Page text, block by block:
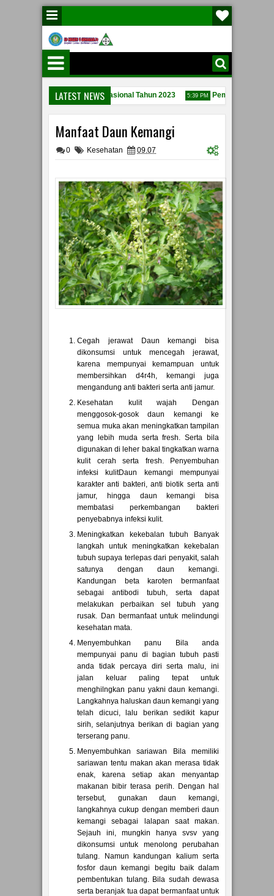
LATEST NEWS
Peringatan hari Pahlawan Nasional Tahun 2023 5:39 PM Pembinaan Dari
Manfaat Daun Kemangi
0 Kesehatan 09.07
Cegah jerawat Daun kemangi bisa
dikonsumsi untuk mencegah jerawat,
karena mempunyai kemampuan untuk
membersihkan d4r4h, kemangi juga
mengandung anti bakteri serta anti jamur.
Kesehatan kulit wajah Dengan
menggosok-gosok daun kemangi ke
semua muka akan meningkatkan tampilan
yang lebih muda serta fresh. Serta bila
digunakan di leher bakal tingkatkan warna
kulit cerah serta fresh. Penyembuhan
infeksi kulitDaun kemangi mempunyai
karakter anti bakteri, anti biotik serta anti
jamur, hingga daun kemangi bisa
membatasi perkembangan bakteri
penyebabnya infeksi kulit.
Meningkatkan kekebalan tubuh Banyak
langkah untuk meningkatkan kekebalan
tubuh supaya terlepas dari penyakit, salah
satunya dengan daun kemangi.
Kandungan beta karoten bermanfaat
sebagai antibodi tubuh, serta dapat
melakukan perbaikan sel tubuh yang
rusak. Dan bermanfaat untuk melindungi
kesehatan mata.
Menyembuhkan panu Bila anda
mempunyai panu di bagian tubuh pasti
anda tidak percaya diri serta malu, ini
jalan keluar paling tepat untuk
menghilngkan panu yakni daun kemangi.
Langkahnya haluskan daun kemangi yang
telah dicuci, lalu berikan sedikit kapur
sirih, selanjutnya berikan di bagian yang
terserang panu.
Menyembuhkan sariawan Bila memiliki
sariawan tentu makan akan merasa tidak
enak, karena setiap akan menyantap
makanan bibir terasa perih. Dengan hal
tersebut, gunakan daun kemangi,
langkahnya cukup dengan memberi daun
kemangi sebagai lalapan saat makan.
Sejauh ini, mungkin hanya svsv yang
dikonsumsi untuk menolong perubahan
tulang. Namun kandungan kalium serta
fosfor daun kemangi begitu baik dalam
pembentukan tulang. Bila sudah dewasa
serta beranjak tua dapat bermanfaat untuk